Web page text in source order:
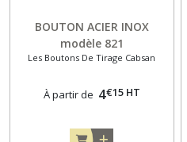
BOUTON ACIER INOX
modèle 821
Les Boutons De Tirage Cabsan
À partir de 4€15 HT